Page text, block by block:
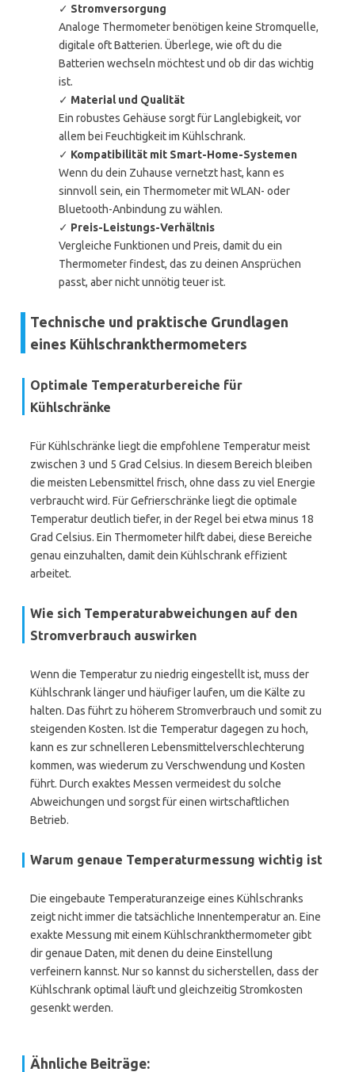
✓ Stromversorgung
Analoge Thermometer benötigen keine Stromquelle,
digitale oft Batterien. Überlege, wie oft du die
Batterien wechseln möchtest und ob dir das wichtig
ist.
✓ Material und Qualität
Ein robustes Gehäuse sorgt für Langlebigkeit, vor
allem bei Feuchtigkeit im Kühlschrank.
✓ Kompatibilität mit Smart-Home-Systemen
Wenn du dein Zuhause vernetzt hast, kann es
sinnvoll sein, ein Thermometer mit WLAN- oder
Bluetooth-Anbindung zu wählen.
✓ Preis-Leistungs-Verhältnis
Vergleiche Funktionen und Preis, damit du ein
Thermometer findest, das zu deinen Ansprüchen
passt, aber nicht unnötig teuer ist.
Technische und praktische Grundlagen
eines Kühlschrankthermometers
Optimale Temperaturbereiche für
Kühlschränke
Für Kühlschränke liegt die empfohlene Temperatur meist
zwischen 3 und 5 Grad Celsius. In diesem Bereich bleiben
die meisten Lebensmittel frisch, ohne dass zu viel Energie
verbraucht wird. Für Gefrierschränke liegt die optimale
Temperatur deutlich tiefer, in der Regel bei etwa minus 18
Grad Celsius. Ein Thermometer hilft dabei, diese Bereiche
genau einzuhalten, damit dein Kühlschrank effizient
arbeitet.
Wie sich Temperaturabweichungen auf den
Stromverbrauch auswirken
Wenn die Temperatur zu niedrig eingestellt ist, muss der
Kühlschrank länger und häufiger laufen, um die Kälte zu
halten. Das führt zu höherem Stromverbrauch und somit zu
steigenden Kosten. Ist die Temperatur dagegen zu hoch,
kann es zur schnelleren Lebensmittelverschlechterung
kommen, was wiederum zu Verschwendung und Kosten
führt. Durch exaktes Messen vermeidest du solche
Abweichungen und sorgst für einen wirtschaftlichen
Betrieb.
Warum genaue Temperaturmessung wichtig ist
Die eingebaute Temperaturanzeige eines Kühlschranks
zeigt nicht immer die tatsächliche Innentemperatur an. Eine
exakte Messung mit einem Kühlschrankthermometer gibt
dir genaue Daten, mit denen du deine Einstellung
verfeinern kannst. Nur so kannst du sicherstellen, dass der
Kühlschrank optimal läuft und gleichzeitig Stromkosten
gesenkt werden.
Ähnliche Beiträge: